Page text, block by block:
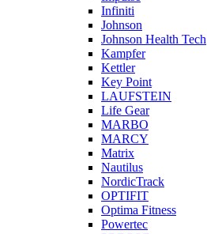
Infiniti
Johnson
Johnson Health Tech
Kampfer
Kettler
Key Point
LAUFSTEIN
Life Gear
MARBO
MARCY
Matrix
Nautilus
NordicTrack
OPTIFIT
Optima Fitness
Powertec